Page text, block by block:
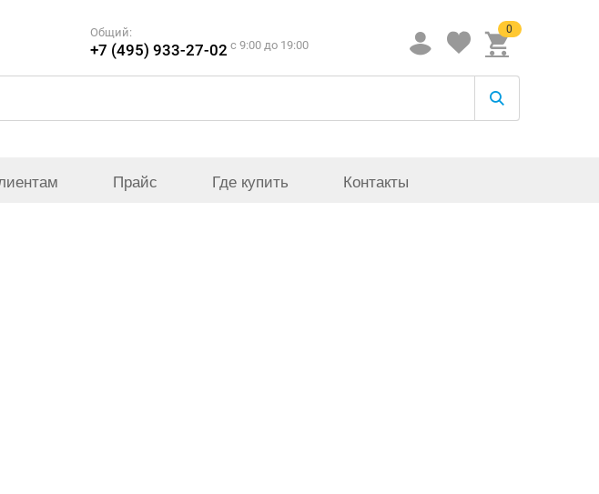
Общий:
+7 (495) 933-27-02 c 9:00 до 19:00
0
Прайс Где купить Контакты